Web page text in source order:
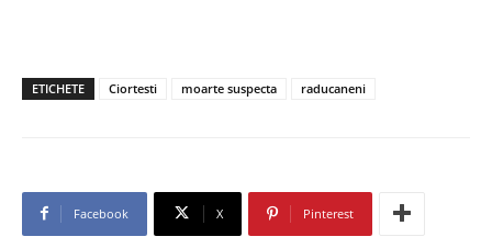
ETICHETE Ciortesti moarte suspecta raducaneni
Facebook X Pinterest